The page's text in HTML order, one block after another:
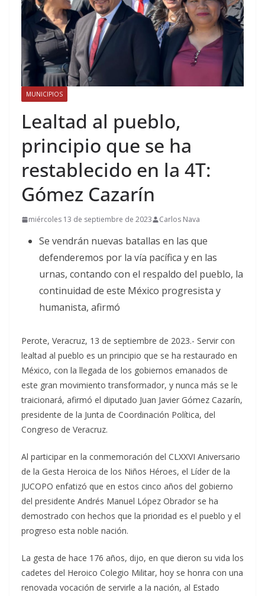
MUNICIPIOS
Lealtad al pueblo,
principio que se ha
restablecido en la 4T:
Gómez Cazarín
miércoles 13 de septiembre de 2023 Carlos Nava
Se vendrán nuevas batallas en las que
defenderemos por la vía pacífica y en las
urnas, contando con el respaldo del pueblo, la
continuidad de este México progresista y
humanista, afirmó
Perote, Veracruz, 13 de septiembre de 2023.- Servir con
lealtad al pueblo es un principio que se ha restaurado en
México, con la llegada de los gobiernos emanados de
este gran movimiento transformador, y nunca más se le
traicionará, afirmó el diputado Juan Javier Gómez Cazarín,
presidente de la Junta de Coordinación Política, del
Congreso de Veracruz.
Al participar en la conmemoración del CLXXVI Aniversario
de la Gesta Heroica de los Niños Héroes, el Líder de la
JUCOPO enfatizó que en estos cinco años del gobierno
del presidente Andrés Manuel López Obrador se ha
demostrado con hechos que la prioridad es el pueblo y el
progreso esta noble nación.
La gesta de hace 176 años, dijo, en que dieron su vida los
cadetes del Heroico Colegio Militar, hoy se honra con una
renovada vocación de servirle a la nación, al Estado